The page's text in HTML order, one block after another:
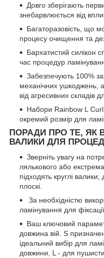
Довго зберігають
знебарвлюється від
Багаторазовість, що
процесу очищення та
Бархатистий силікон
час процедур
Забезпечують 100%
механічних ушкоджень,
від агресивних складів
Набори Rainbow L
окремий розмір для
ПОРАДИ ПРО ТЕ, ЯК
ВАЛИКИ ДЛЯ
Зверніть увагу на
лялькового або
підходять круглі
плоскі.
За необхідністю
ламінування для
Ваш ключовий
довжина вій. S
ідеальний вибір для
довжини, L - для